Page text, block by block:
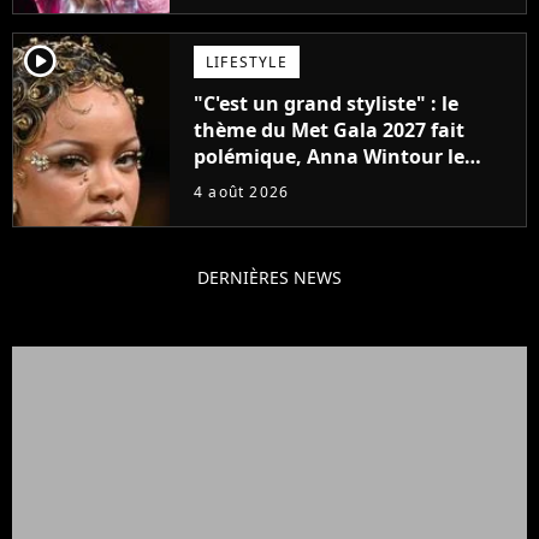
player2 LIFESTYLE
"C'est un grand styliste" : le
thème du Met Gala 2027 fait
polémique, Anna Wintour le
défend
4 août 2026
DERNIÈRES NEWS